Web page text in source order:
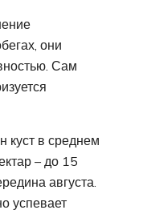
они
Сам
куст в среднем
– до 15
августа.
успевает